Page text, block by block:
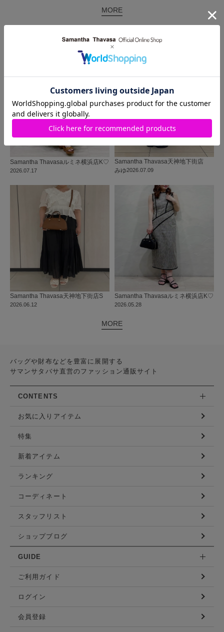
MORE
同じ商品を使った コーディネート
2026.07.17
Samantha Thavasa ルミネ横浜店K♡
2026.07.09
Samantha Thavasa天神地下街店
みゆ
2026.06.12
Samantha Thavasa天神地下街店S
2026.05.28
Samantha Thavasaルミネ横浜店K♡
MORE
バッグや財布などを豊富に展開する
サマンサタバサ直営のファッション通販サイト
CONTENTS
お気に入りアイテム
特集
新着アイテム
ランキング
コーディネート
スタッフリスト
ショップブログ
GUIDE
ご利用ガイド
ログイン
会員登録